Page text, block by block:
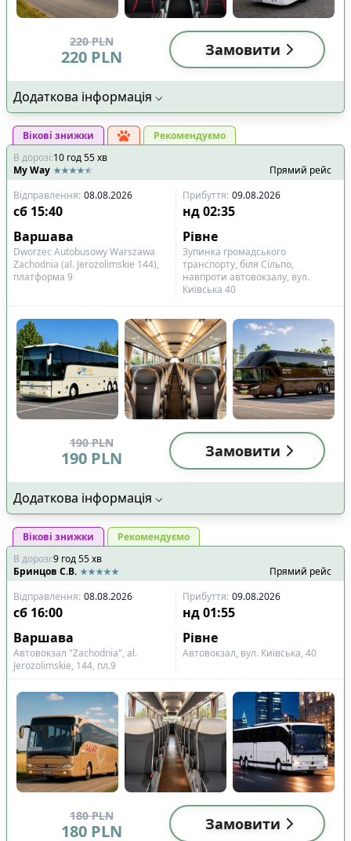
220 PLN
220 PLN Замовити
Додаткова інформація
Вікові знижки
Рекомендуємо
В дорозі:10 год55хв
My Way
Прямий рейс
Відправлення: 08.08.2026 Прибуття: 09.08.2026
сб 15:40 нд 02:35
Варшава
Рівне
Dworzec Autobusowy Warszawa
Zachodnia (al. Jerozolimskie 144),
платформа 9
Зупинка громадського
транспорту, біля Сільпо,
навпроти автовокзалу, вул.
Київська 40
190 PLN
190 PLN Замовити
Додаткова інформація
Вікові знижки
Рекомендуємо
В дорозі:9 год55хв
Бринцов С.В.
Прямий рейс
Відправлення: 08.08.2026 Прибуття: 09.08.2026
сб 16:00 нд 01:55
Варшава
Рівне
Автовокзал "Zachodnia", al.
Jerozolimskie, 144, пл.9
Aвтовокзал, вул. Київська, 40
180 PLN
180 PLN Замовити